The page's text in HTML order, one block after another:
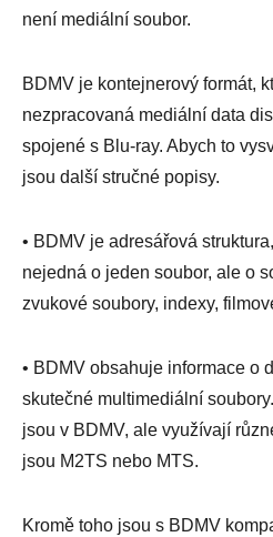
není mediální soubor.
BDMV je kontejnerový formát,
nezpracovaná mediální data
spojené s Blu-ray. Abych to
jsou další stručné popisy.
• BDMV je adresářová
nejedná o jeden soubor, ale o
zvukové soubory, indexy,
• BDMV obsahuje informace o
skutečné multimediální
jsou v BDMV, ale využívají
jsou M2TS nebo MTS.
Kromě toho jsou s BDMV